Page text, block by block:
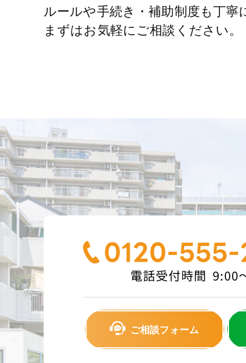
ルールや手続き・補助制度も丁寧
まずはお気軽にご相談ください。
ご相談フォーム